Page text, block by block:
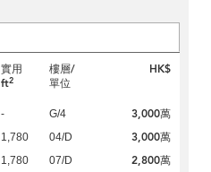
實用
ft2
樓層/
單位
HK$
- G/4 3,000萬
1,780 04/D 3,000萬
1,780 07/D 2,800萬